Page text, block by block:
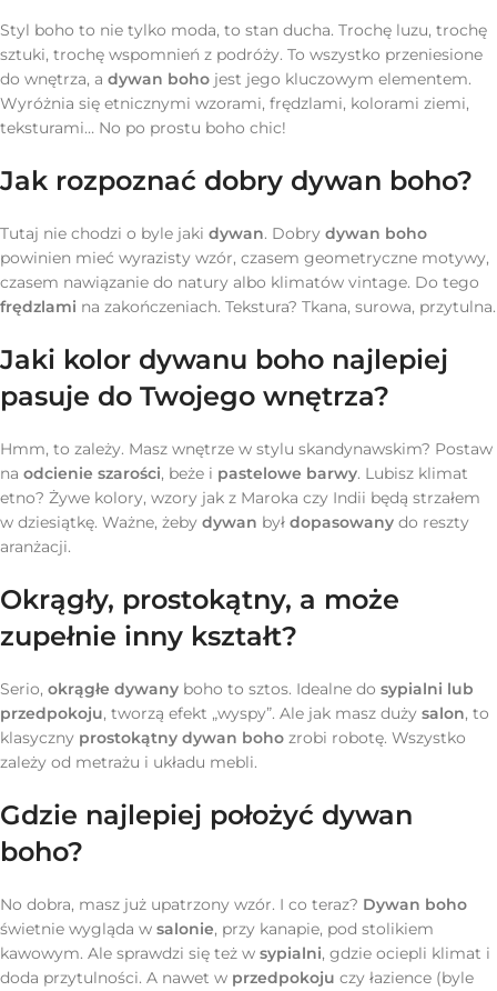
Styl boho to nie tylko moda, to stan ducha. Trochę luzu, trochę
sztuki, trochę wspomnień z podróży. To wszystko przeniesione
do wnętrza, a dywan boho jest jego kluczowym elementem.
Wyróżnia się etnicznymi wzorami, frędzlami, kolorami ziemi,
teksturami… No po prostu boho chic!
Jak rozpoznać dobry dywan boho?
Tutaj nie chodzi o byle jaki dywan. Dobry dywan boho
powinien mieć wyrazisty wzór, czasem geometryczne motywy,
czasem nawiązanie do natury albo klimatów vintage. Do tego
frędzlami na zakończeniach. Tekstura? Tkana, surowa, przytulna.
Jaki kolor dywanu boho najlepiej
pasuje do Twojego wnętrza?
Hmm, to zależy. Masz wnętrze w stylu skandynawskim? Postaw
na odcienie szarości, beże i pastelowe barwy. Lubisz klimat
etno? Żywe kolory, wzory jak z Maroka czy Indii będą strzałem
w dziesiątkę. Ważne, żeby dywan był dopasowany do reszty
aranżacji.
Okrągły, prostokątny, a może
zupełnie inny kształt?
Serio, okrągłe dywany boho to sztos. Idealne do sypialni lub
przedpokoju, tworzą efekt „wyspy”. Ale jak masz duży salon, to
klasyczny prostokątny dywan boho zrobi robotę. Wszystko
zależy od metrażu i układu mebli.
Gdzie najlepiej położyć dywan
boho?
No dobra, masz już upatrzony wzór. I co teraz? Dywan boho
świetnie wygląda w salonie, przy kanapie, pod stolikiem
kawowym. Ale sprawdzi się też w sypialni, gdzie ociepli klimat i
doda przytulności. A nawet w przedpokoju czy łazience (byle